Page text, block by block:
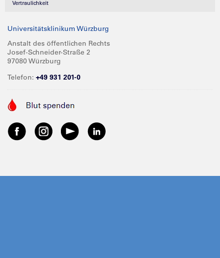
Vertraulichkeit
Universitätsklinikum Würzburg
Anstalt des öffentlichen Rechts
Josef-Schneider-Straße 2
97080 Würzburg
Telefon: +49 931 201-0